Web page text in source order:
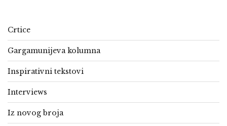
Crtice
Gargamunijeva kolumna
Inspirativni tekstovi
Interviews
Iz novog broja